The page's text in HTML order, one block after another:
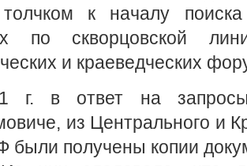
к началу
по скворцовской
и краеведческих
г. в ответ на
из Центрального и
получены копии